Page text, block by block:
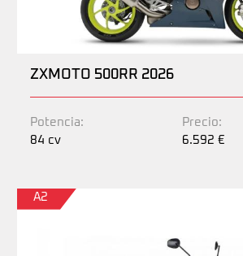
ZXMOTO 500RR 2026
Potencia:
84 cv
Precio:
6.592 €
A2